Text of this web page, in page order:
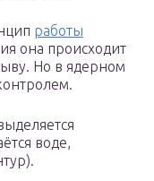
работы
она происходит
Но в ядерном
воде,